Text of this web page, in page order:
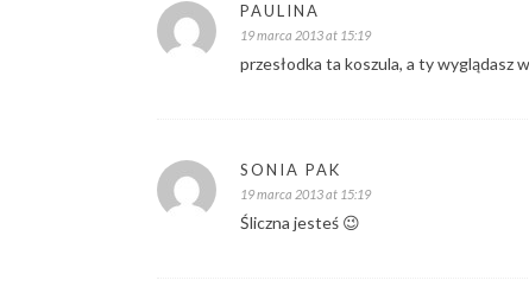
PAULINA
19 marca 2013 at 15:19
przesłodka ta koszula, a ty wyglądasz
SONIA PAK
19 marca 2013 at 15:19
Śliczna jesteś 😉